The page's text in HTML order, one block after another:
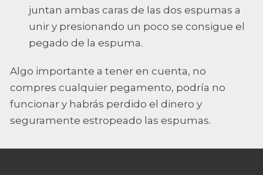
juntan ambas caras de las dos espumas a
unir y presionando un poco se consigue el
pegado de la espuma.
Algo importante a tener en cuenta, no
compres cualquier pegamento, podría no
funcionar y habrás perdido el dinero y
seguramente estropeado las espumas.